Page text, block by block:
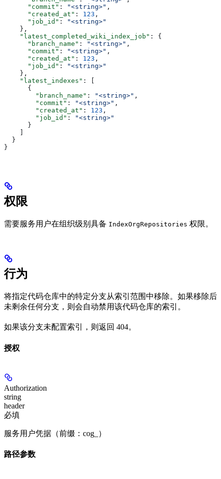
      "commit"
: "<string>" ,
      "created_at"
: 123 ,
      "job_id"
:
"<string>"
    },
    "latest_completed_wiki_index_job"
: {
      "branch_name"
: "<string>" ,
      "commit"
: "<string>" ,
      "created_at"
: 123 ,
      "job_id"
:
"<string>"
    },
    "latest_indexes"
: [
      {
        "branch_name"
: "<string>" ,
        "commit"
: "<string>" ,
        "created_at"
: 123 ,
        "job_id"
:
"<string>"
      }
    ]
  }
}
权限
需要服务用户在组织级别具备 IndexOrgRepositories 权限。
行为
将指定代码仓库中的特定分支从索引范围中移除。如果移除后
未剩余任何分支，则会自动禁用该代码仓库的索引。
如果该分支未配置索引，则返回 404。
授权
Authorization
string
header
必填
服务用户凭据（前缀：cog_）
路径参数